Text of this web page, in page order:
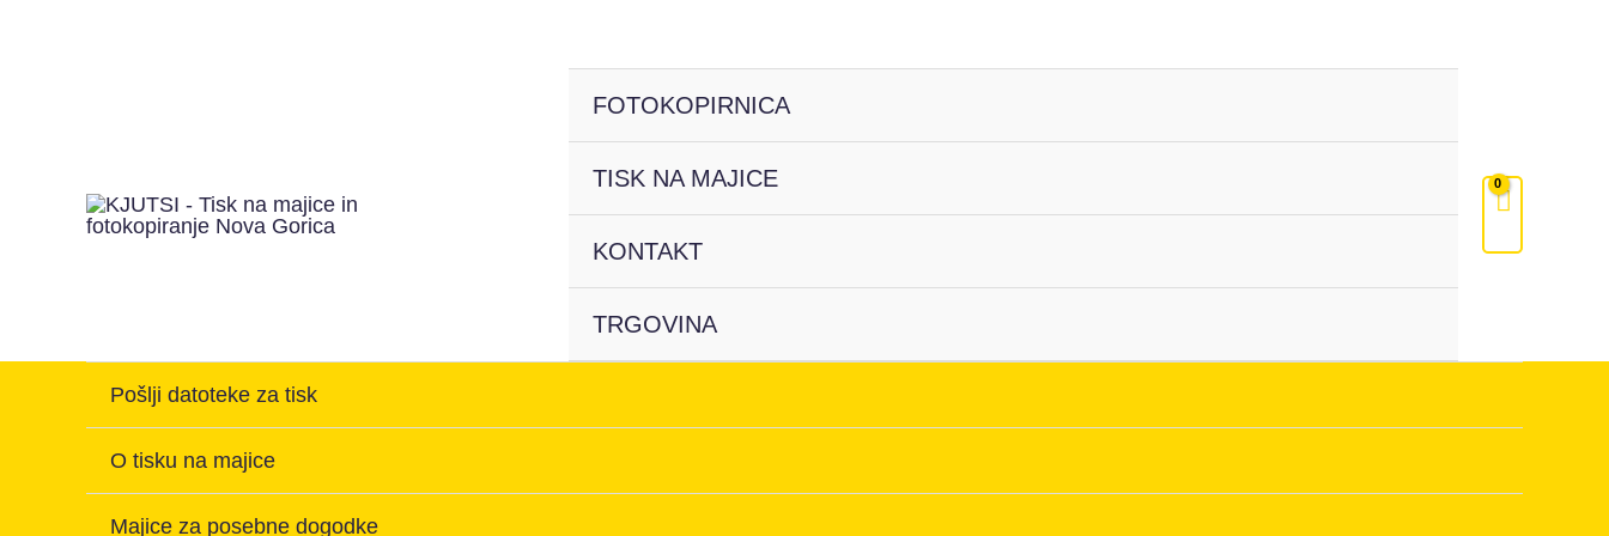
FOTOKOPIRNICA
TISK NA MAJICE
KONTAKT
TRGOVINA
Pošlji datoteke za tisk
O tisku na majice
Majice za posebne dogodke